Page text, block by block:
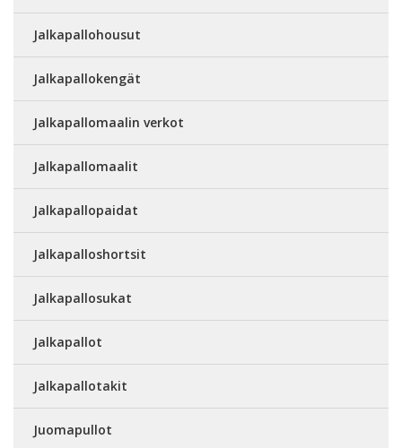
Jalkapallohousut
Jalkapallokengät
Jalkapallomaalin verkot
Jalkapallomaalit
Jalkapallopaidat
Jalkapalloshortsit
Jalkapallosukat
Jalkapallot
Jalkapallotakit
Juomapullot